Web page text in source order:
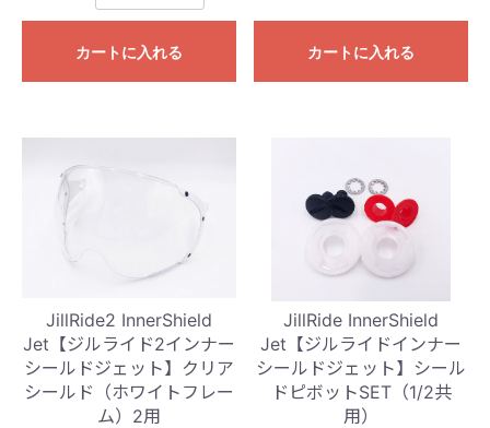
カートに入れる カートに入れる
JillRide2 InnerShield
Jet【ジルライド2インナー
シールドジェット】クリア
シールド（ホワイトフレー
ム）2用
JillRide InnerShield
Jet【ジルライドインナー
シールドジェット】シール
ドピボットSET（1/2共
用）